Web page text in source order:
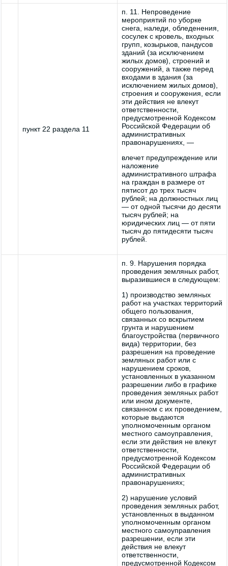
пункт 22 раздела 11
п. 11. Непроведение
мероприятий по уборке
снега, наледи, обледенения,
сосулек с кровель, входных
групп, козырьков, пандусов
зданий (за исключением
жилых домов), строений и
сооружений, а также перед
входами в здания (за
исключением жилых домов),
строения и сооружения, если
эти действия не влекут
ответственности,
предусмотренной Кодексом
Российской Федерации об
административных
правонарушениях, —
влечет предупреждение или
наложение
административного штрафа
на граждан в размере от
пятисот до трех тысяч
рублей; на должностных лиц
— от одной тысячи до десяти
тысяч рублей; на
юридических лиц — от пяти
тысяч до пятидесяти тысяч
рублей.
п. 9. Нарушения порядка
проведения земляных работ,
выразившиеся в следующем:
1) производство земляных
работ на участках территорий
общего пользования,
связанных со вскрытием
грунта и нарушением
благоустройства (первичного
вида) территории, без
разрешения на проведение
земляных работ или с
нарушением сроков,
установленных в указанном
разрешении либо в графике
проведения земляных работ
или ином документе,
связанном с их проведением,
которые выдаются
уполномоченным органом
местного самоуправления,
если эти действия не влекут
ответственности,
предусмотренной Кодексом
Российской Федерации об
административных
правонарушениях;
2) нарушение условий
проведения земляных работ,
установленных в выданном
уполномоченным органом
местного самоуправления
разрешении, если эти
действия не влекут
ответственности,
предусмотренной Кодексом